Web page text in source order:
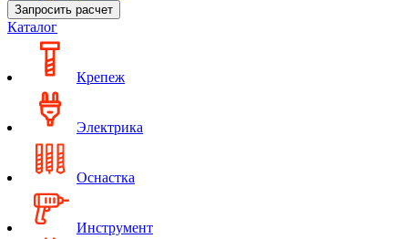
Запросить расчет
Каталог
Крепеж
Электрика
Оснастка
Инструмент